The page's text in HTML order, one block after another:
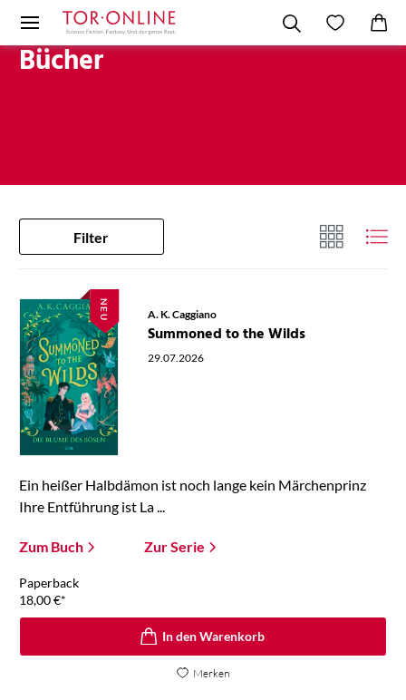
Bücher
Filter
NEU A. K. Caggiano
Summoned to the Wilds
29.07.2026
Ein heißer Halbdämon ist noch lange kein Märchenprinz
Ihre Entführung ist La ...
Zum Buch Zur Serie
Paperback
18,00€*
In den Warenkorb
Merken